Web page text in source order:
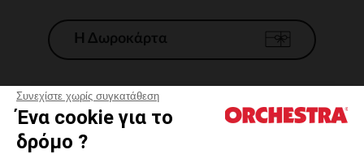
Συνεχίστε χωρίς συγκατάθεση
Ένα cookie για το
δρόμο ?
Η Δωροκάρτα
Γενικοί 'Οροι Πώλησης